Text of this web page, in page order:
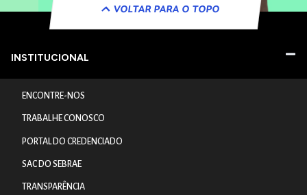
VOLTAR PARA O TOPO
INSTITUCIONAL
ENCONTRE-NOS
TRABALHE CONOSCO
PORTAL DO CREDENCIADO
SAC DO SEBRAE
TRANSPARÊNCIA